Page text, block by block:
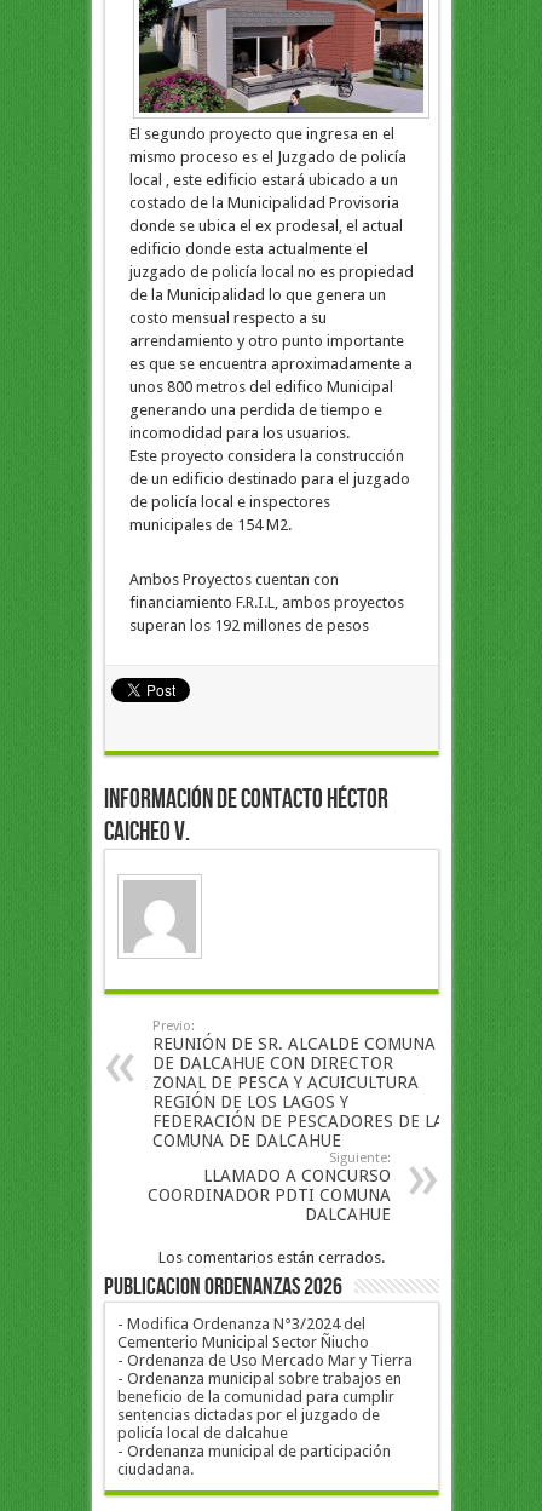
El segundo proyecto que ingresa en el
mismo proceso es el Juzgado de policía
local , este edificio estará ubicado a un
costado de la Municipalidad Provisoria
donde se ubica el ex prodesal, el actual
edificio donde esta actualmente el
juzgado de policía local no es propiedad
de la Municipalidad lo que genera un
costo mensual respecto a su
arrendamiento y otro punto importante
es que se encuentra aproximadamente a
unos 800 metros del edifico Municipal
generando una perdida de tiempo e
incomodidad para los usuarios.
Este proyecto considera la construcción
de un edificio destinado para el juzgado
de policía local e inspectores
municipales de 154 M2.
Ambos Proyectos cuentan con
financiamiento F.R.I.L, ambos proyectos
superan los 192 millones de pesos
Información de Contacto Héctor
Caicheo V.
Previo:
REUNIÓN DE SR. ALCALDE COMUNA
DE DALCAHUE CON DIRECTOR
ZONAL DE PESCA Y ACUICULTURA
REGIÓN DE LOS LAGOS Y
FEDERACIÓN DE PESCADORES DE LA
COMUNA DE DALCAHUE
Siguiente:
LLAMADO A CONCURSO
COORDINADOR PDTI COMUNA
DALCAHUE
Los comentarios están cerrados.
PUBLICACION ORDENANZAS 2026
- Modifica Ordenanza N°3/2024 del
Cementerio Municipal Sector Ñiucho
- Ordenanza de Uso Mercado Mar y Tierra
- Ordenanza municipal sobre trabajos en
beneficio de la comunidad para cumplir
sentencias dictadas por el juzgado de
policía local de dalcahue
- Ordenanza municipal de participación
ciudadana.